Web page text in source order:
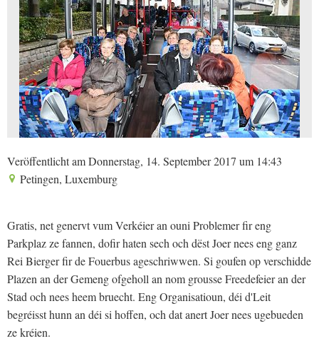
Veröffentlicht am Donnerstag, 14. September 2017 um 14:43
Petingen, Luxemburg
Gratis, net genervt vum Verkéier an ouni Problemer fir eng
Parkplaz ze fannen, dofir haten sech och dëst Joer nees eng ganz
Rei Bierger fir de Fouerbus ageschriwwen. Si goufen op verschidde
Plazen an der Gemeng ofgeholl an nom grousse Freedefeier an der
Stad och nees heem bruecht. Eng Organisatioun, déi d'Leit
begréisst hunn an déi si hoffen, och dat anert Joer nees ugebueden
ze kréien.